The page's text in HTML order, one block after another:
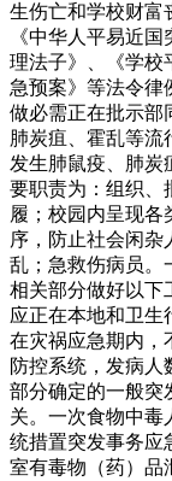
生伤亡和学校财富
《中华人平易近
理法子》、《学校
急预案》等法令律
做必需正在批示部
肺炭疽、霍乱等流
发生肺鼠疫、肺炭
要职责为：组织、
履；校园内呈现各
序，防止社会闲杂
乱；急救伤病员。
相关部分做好以下
应正在本地和卫生
在灾祸应急期内，
防控系统，发病人
部分确定的一般突
关。一次食物中毒
统措置突发事务应
室有毒物（药）品